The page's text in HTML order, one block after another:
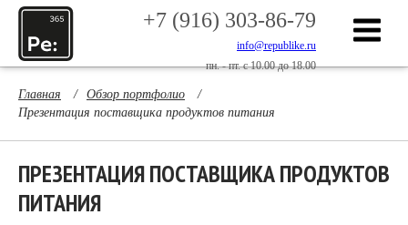
+7 (916) 303-86-79
info@republike.ru
пн. - пт. с 10.00 до 18.00
Главная / Обзор портфолио
/
Презентация поставщика продуктов питания
ПРЕЗЕНТАЦИЯ ПОСТАВЩИКА ПРОДУКТОВ
ПИТАНИЯ